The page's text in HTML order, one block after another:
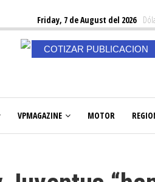
Friday, 7 de August del 2026
COTIZAR PUBLICACION
VPMAGAZINE MOTOR